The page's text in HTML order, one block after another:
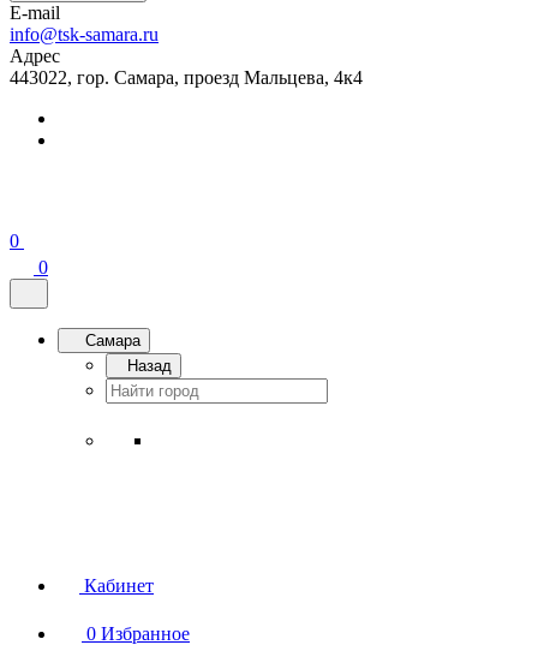
E-mail
info@tsk-samara.ru
Адрес
443022, гор. Самара, проезд Мальцева, 4к4
0
0
Самара
Назад
Кабинет
0 Избранное